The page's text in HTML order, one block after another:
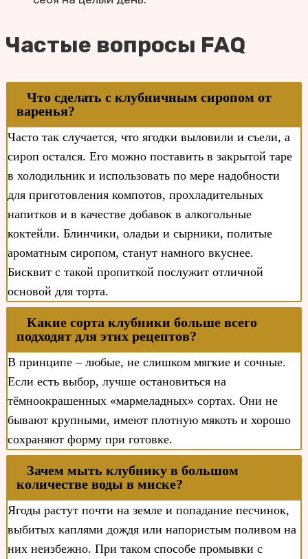
Частые вопросы FAQ
Что сделать с клубничным сиропом от
варенья?
Часто так случается, что ягодки выловили и съели, а
сироп остался. Его можно поставить в закрытой таре
в холодильник и использовать по мере надобности
для приготовления компотов, прохладительных
напитков и в качестве добавок в алкогольные
коктейли. Блинчики, оладьи и сырники, политые
ароматным сиропом, станут намного вкуснее.
Бисквит с такой пропиткой послужит отличной
основой для торта.
Какие сорта клубники больше всего
подходят для этих рецептов?
В принципе – любые, не слишком мягкие и сочные.
Если есть выбор, лучше остановиться на
тёмноокрашенных «мармеладных» сортах. Они не
бывают крупными, имеют плотную мякоть и хорошо
сохраняют форму при готовке.
Зачем мыть клубнику в большом
количестве воды в миске?
Ягоды растут почти на земле и попадание песчинок,
выбитых каплями дождя или напористым поливом на
них неизбежно. При таком способе промывки с